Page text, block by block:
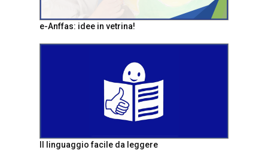
e-Anffas: idee in vetrina!
Il linguaggio facile da leggere